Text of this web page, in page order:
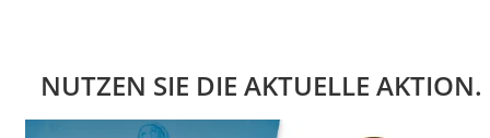
NUTZEN SIE DIE AKTUELLE AKTION.